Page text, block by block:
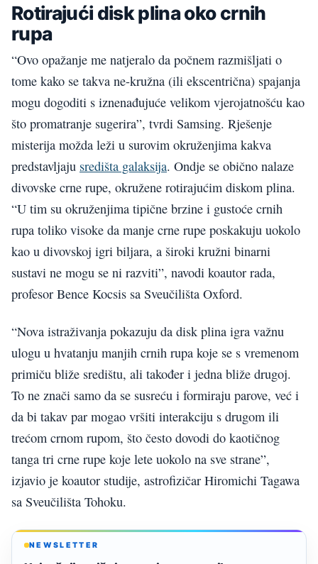
Rotirajući disk plina oko crnih
rupa
“Ovo opažanje me natjeralo da počnem razmišljati o
tome kako se takva ne-kružna (ili ekscentrična) spajanja
mogu dogoditi s iznenađujuće velikom vjerojatnošću kao
što promatranje sugerira”, tvrdi Samsing. Rješenje
misterija možda leži u surovim okruženjima kakva
predstavljaju središta galaksija. Ondje se obično nalaze
divovske crne rupe, okružene rotirajućim diskom plina.
“U tim su okruženjima tipične brzine i gustoće crnih
rupa toliko visoke da manje crne rupe poskakuju uokolo
kao u divovskoj igri biljara, a široki kružni binarni
sustavi ne mogu se ni razviti”, navodi koautor rada,
profesor Bence Kocsis sa Sveučilišta Oxford.
“Nova istraživanja pokazuju da disk plina igra važnu
ulogu u hvatanju manjih crnih rupa koje se s vremenom
primiču bliže središtu, ali također i jedna bliže drugoj.
To ne znači samo da se susreću i formiraju parove, već i
da bi takav par mogao vršiti interakciju s drugom ili
trećom crnom rupom, što često dovodi do kaotičnog
tanga tri crne rupe koje lete uokolo na sve strane”,
izjavio je koautor studije, astrofizičar Hiromichi Tagawa
sa Sveučilišta Tohoku.
NEWSLETTER